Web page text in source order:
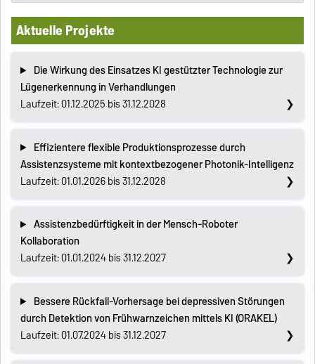
Aktuelle Projekte
Die Wirkung des Einsatzes KI gestützter Technologie zur
Lügenerkennung in Verhandlungen
Laufzeit: 01.12.2025 bis 31.12.2028
Effizientere flexible Produktionsprozesse durch
Assistenzsysteme mit kontextbezogener Photonik-Intelligenz
Laufzeit: 01.01.2026 bis 31.12.2028
Assistenzbedürftigkeit in der Mensch-Roboter
Kollaboration
Laufzeit: 01.01.2024 bis 31.12.2027
Bessere Rückfall-Vorhersage bei depressiven Störungen
durch Detektion von Frühwarnzeichen mittels KI (ORAKEL)
Laufzeit: 01.07.2024 bis 31.12.2027